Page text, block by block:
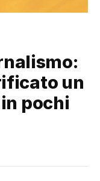
un
pochi